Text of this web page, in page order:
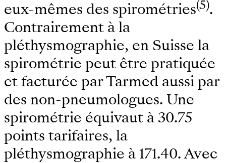
eux-mêmes des spirométries(5).
Contrairement à la
pléthysmographie, en Suisse la
spirométrie peut être pratiquée
et facturée par Tarmed aussi par
des non-pneumologues. Une
spirométrie équivaut à 30.75
points tarifaires, la
pléthysmographie à 171.40. Avec